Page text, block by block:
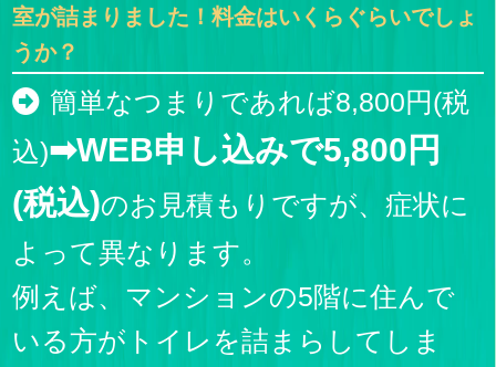
室が詰まりました！料金はいくらぐらいでしょ
うか？
簡単なつまりであれば8,800円(税
込)➡WEB申し込みで5,800円
(税込)のお見積もりですが、症状に
よって異なります。
例えば、マンションの5階に住んで
いる方がトイレを詰まらしてしま